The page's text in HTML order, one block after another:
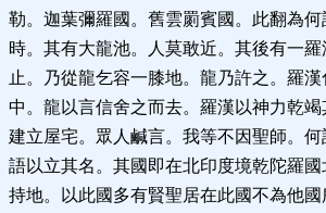
勒。迦葉彌羅國。舊雲罽賓國。此翻為
時。其有大龍池。人莫敢近。其後有一
止。乃從龍乞容一膝地。龍乃許之。羅
中。龍以言信舍之而去。羅漢以神力乾竭
建立屋宅。眾人鹹言。我等不因聖師。
語以立其名。其國即在北印度境乾陀羅
持地。以此國多有賢聖居在此國不為他